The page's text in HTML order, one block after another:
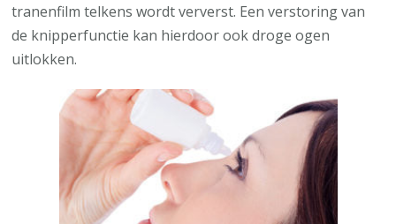
tranenfilm telkens wordt ververst. Een verstoring van
de knipperfunctie kan hierdoor ook droge ogen
uitlokken.